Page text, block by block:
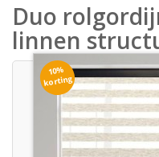
Duo
linnen
10%
korting